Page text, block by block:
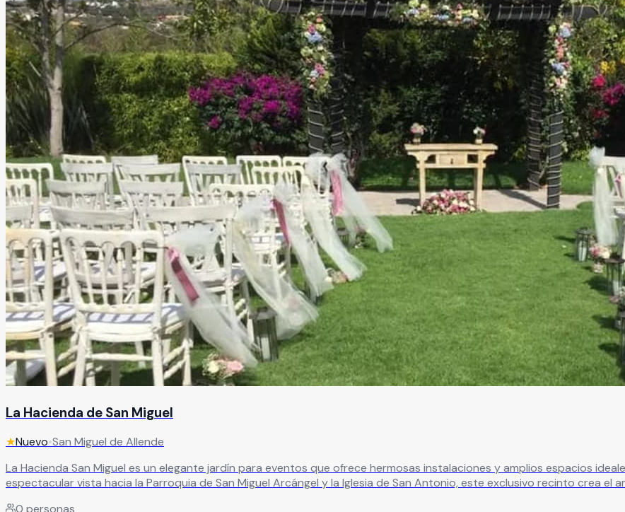
La Hacienda de San Miguel
★Nuevo•San Miguel de Allende
La Hacienda San Miguel es un elegante jardín para eventos que ofrece hermosas instalaciones y amplios espacios ideales
espectacular vista hacia la Parroquia de San Miguel Arcángel y la Iglesia de San Antonio, este exclusivo recinto crea el